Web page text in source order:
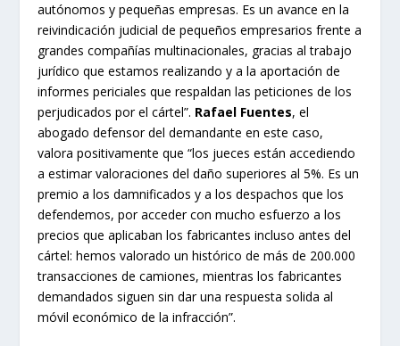
autónomos y pequeñas empresas. Es un avance en la
reivindicación judicial de pequeños empresarios frente a
grandes compañías multinacionales, gracias al trabajo
jurídico que estamos realizando y a la aportación de
informes periciales que respaldan las peticiones de los
perjudicados por el cártel”. Rafael Fuentes, el
abogado defensor del demandante en este caso,
valora positivamente que “los jueces están accediendo
a estimar valoraciones del daño superiores al 5%. Es un
premio a los damnificados y a los despachos que los
defendemos, por acceder con mucho esfuerzo a los
precios que aplicaban los fabricantes incluso antes del
cártel: hemos valorado un histórico de más de 200.000
transacciones de camiones, mientras los fabricantes
demandados siguen sin dar una respuesta solida al
móvil económico de la infracción”.